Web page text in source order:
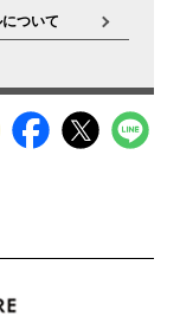
について